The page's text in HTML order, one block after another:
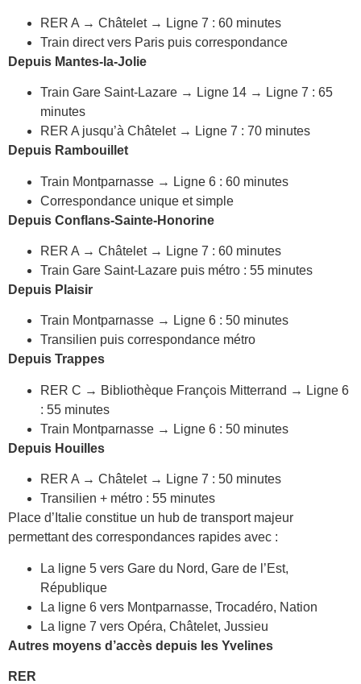
RER A → Châtelet → Ligne 7 : 60 minutes
Train direct vers Paris puis correspondance
Depuis Mantes-la-Jolie
Train Gare Saint-Lazare → Ligne 14 → Ligne 7 : 65
minutes
RER A jusqu’à Châtelet → Ligne 7 : 70 minutes
Depuis Rambouillet
Train Montparnasse → Ligne 6 : 60 minutes
Correspondance unique et simple
Depuis Conflans-Sainte-Honorine
RER A → Châtelet → Ligne 7 : 60 minutes
Train Gare Saint-Lazare puis métro : 55 minutes
Depuis Plaisir
Train Montparnasse → Ligne 6 : 50 minutes
Transilien puis correspondance métro
Depuis Trappes
RER C → Bibliothèque François Mitterrand → Ligne 6
: 55 minutes
Train Montparnasse → Ligne 6 : 50 minutes
Depuis Houilles
RER A → Châtelet → Ligne 7 : 50 minutes
Transilien + métro : 55 minutes
Place d’Italie constitue un hub de transport majeur
permettant des correspondances rapides avec :
La ligne 5 vers Gare du Nord, Gare de l’Est,
République
La ligne 6 vers Montparnasse, Trocadéro, Nation
La ligne 7 vers Opéra, Châtelet, Jussieu
Autres moyens d’accès depuis les Yvelines
RER